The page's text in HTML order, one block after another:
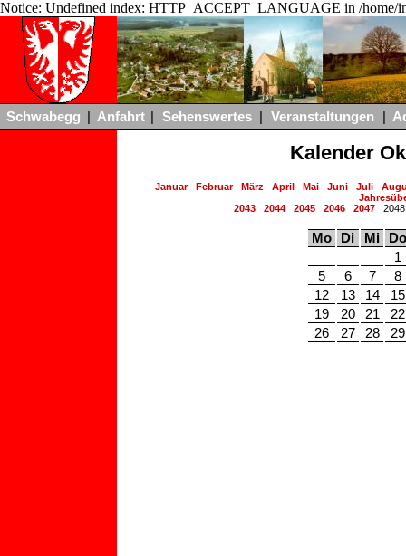
Notice: Undefined index: HTTP_ACCEPT_LANGUAGE in /home/
Schwabegg Anfahrt Sehenswertes Veranstaltungen
Kalender
Januar Februar März April Mai Juni Juli
2043
2044 2045 2046 2047
Mo Di Mi
Do
1
5
6 7
8
12
13 14
15
19
20 21
22
26
27 28 29